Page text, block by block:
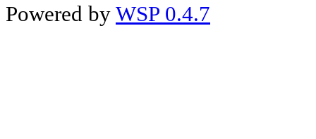
Powered by WSP 0.4.7